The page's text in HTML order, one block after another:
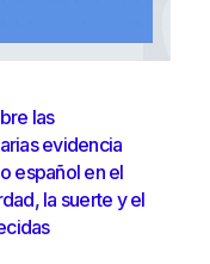
las
evidencia
español en el
la suerte y el